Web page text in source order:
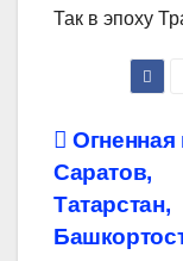
Так в эпоху
по
Огненная
Саратов,
Татарстан,